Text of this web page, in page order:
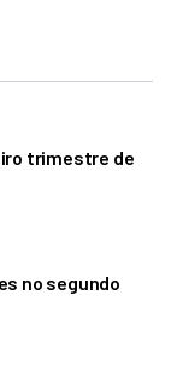
trimestre de
no segundo